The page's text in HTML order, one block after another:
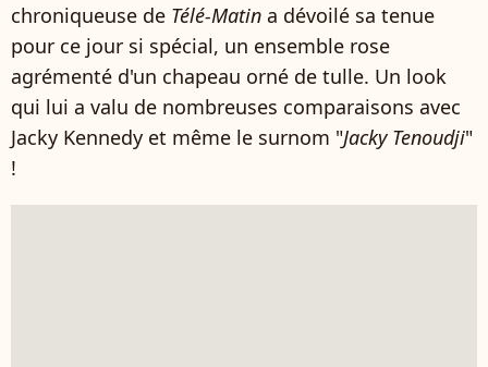
chroniqueuse de Télé-Matin a dévoilé sa tenue
pour ce jour si spécial, un ensemble rose
agrémenté d'un chapeau orné de tulle. Un look
qui lui a valu de nombreuses comparaisons avec
Jacky Kennedy et même le surnom "Jacky Tenoudji"
!